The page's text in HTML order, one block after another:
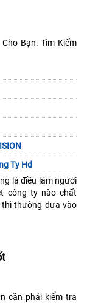
Bạn: Tìm Kiếm
Ty Hd
là điều làm người
công ty nào chất
thường dựa vào
cần phải kiểm tra